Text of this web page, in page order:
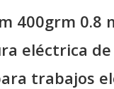
400grm 0.8
eléctrica
trabajos